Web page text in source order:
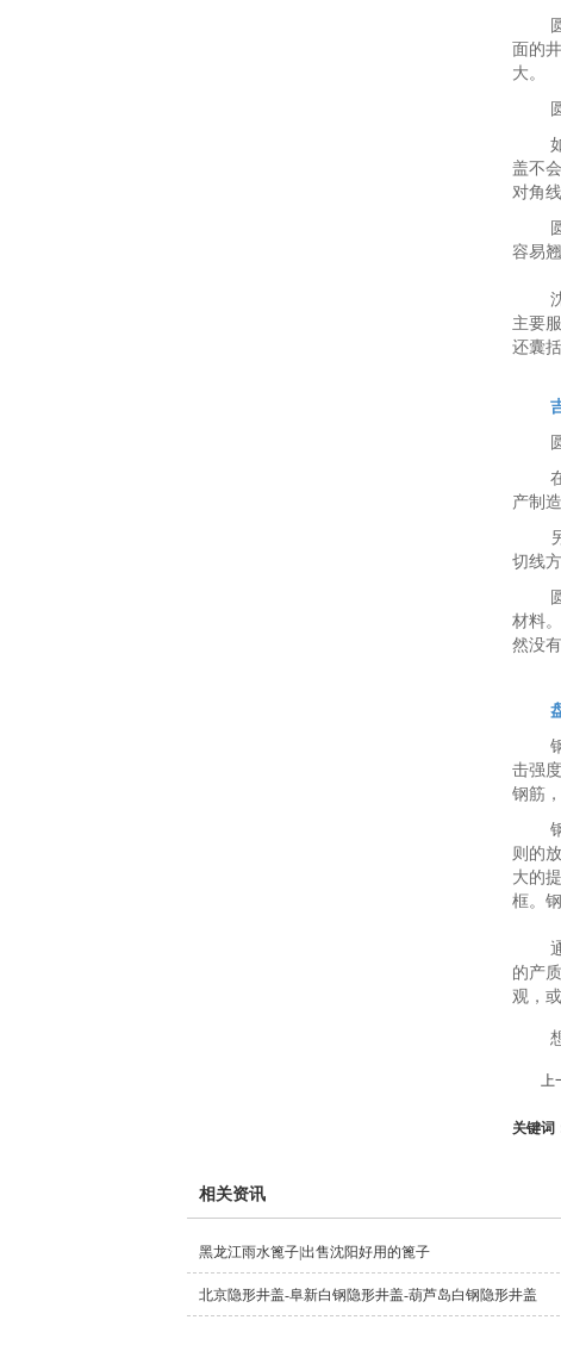
面的
大。
盖不
对角
容易
主要
还囊
产制
切线
材料
然没
击强
钢筋
则的
大的
框。
的产
观，
关键词
相关资讯
黑龙江雨水篦子|出售沈阳好用的篦子
北京隐形井盖-阜新白钢隐形井盖-葫芦岛白钢隐形井盖